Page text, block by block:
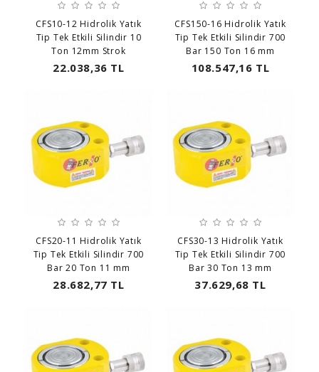
CFS10-12 Hidrolik Yatık
Tip Tek Etkili Silindir 10
Ton 12mm Strok
22.038,36 TL
CFS150-16 Hidrolik Yatık
Tip Tek Etkili Silindir 700
Bar 150 Ton 16 mm
108.547,16 TL
CFS20-11 Hidrolik Yatık
Tip Tek Etkili Silindir 700
Bar 20 Ton 11 mm
28.682,77 TL
CFS30-13 Hidrolik Yatık
Tip Tek Etkili Silindir 700
Bar 30 Ton 13 mm
37.629,68 TL